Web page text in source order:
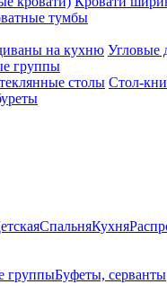
тумбы
на кухню Угловые
группы
столы Стол-
СпальняКухня
группыБуфеты, серванты